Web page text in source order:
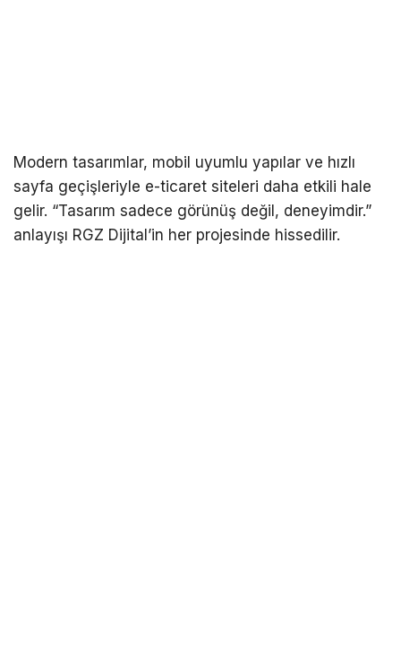
Modern tasarımlar, mobil uyumlu yapılar ve hızlı
sayfa geçişleriyle e-ticaret siteleri daha etkili hale
gelir. “Tasarım sadece görünüş değil, deneyimdir.”
anlayışı RGZ Dijital’in her projesinde hissedilir.